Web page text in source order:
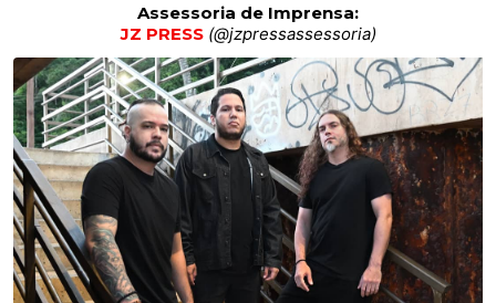
Assessoria de Imprensa:
JZ PRESS (@jzpressassessoria)